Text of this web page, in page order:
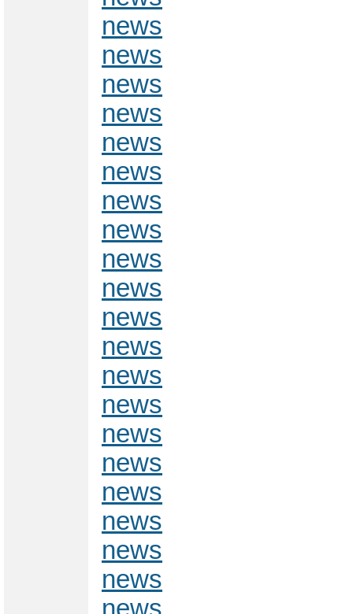
news
news
news
news
news
news
news
news
news
news
news
news
news
news
news
news
news
news
news
news
news